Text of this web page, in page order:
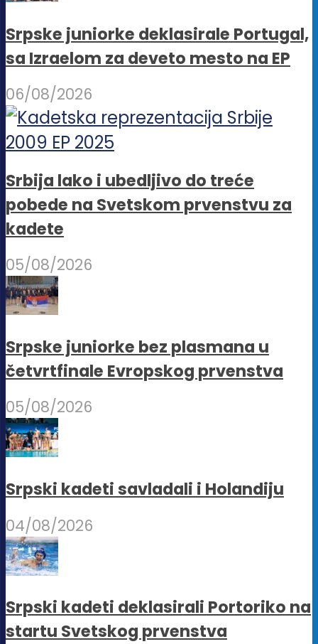
Srpske juniorke deklasirale Portugal,
sa Izraelom za deveto mesto na EP
06/08/2026
Srbija lako i ubedljivo do treće
pobede na Svetskom prvenstvu za
kadete
05/08/2026
Srpske juniorke bez plasmana u
četvrtfinale Evropskog prvenstva
05/08/2026
Srpski kadeti savladali i Holandiju
04/08/2026
Srpski kadeti deklasirali Portoriko na
startu Svetskog prvenstva